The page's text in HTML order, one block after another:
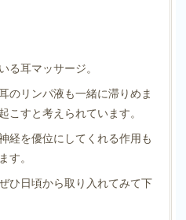
る耳マッサージ。
のリンパ液も一緒に滞りめま
こすと考えられています。
経を優位にしてくれる作用も
す。
ひ日頃から取り入れてみて下